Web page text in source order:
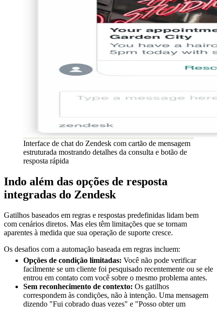
Interface de chat do Zendesk com cartão de mensagem
estruturada mostrando detalhes da consulta e botão de
resposta rápida
Indo além das opções de resposta
integradas do Zendesk
Gatilhos baseados em regras e respostas predefinidas lidam bem
com cenários diretos. Mas eles têm limitações que se tornam
aparentes à medida que sua operação de suporte cresce.
Os desafios com a automação baseada em regras incluem:
Opções de condição limitadas: Você não pode verificar
facilmente se um cliente foi pesquisado recentemente ou se ele
entrou em contato com você sobre o mesmo problema antes.
Sem reconhecimento de contexto: Os gatilhos
correspondem às condições, não à intenção. Uma mensagem
dizendo "Fui cobrado duas vezes" e "Posso obter um